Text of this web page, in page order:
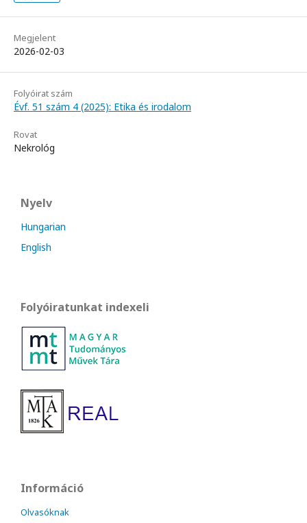
Megjelent
2026-02-03
Folyóirat szám
Évf. 51 szám 4 (2025): Etika és irodalom
Rovat
Nekrológ
Nyelv
Hungarian
English
Folyóiratunkat indexeli
Információ
Olvasóknak